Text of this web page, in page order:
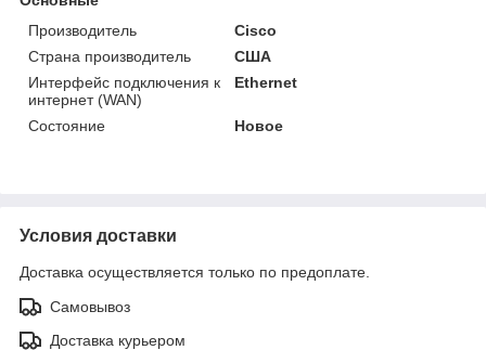
Производитель
Cisco
Страна производитель
США
Интерфейс подключения к
интернет (WAN)
Ethernet
Состояние Новое
Условия доставки
Доставка осуществляется только по предоплате.
Самовывоз
Доставка курьером